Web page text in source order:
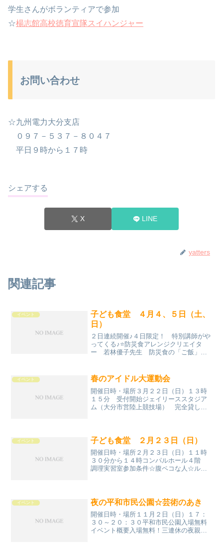
学生さんがボランティアで参加
☆楊志館高校徳育宣隊スイハンジャー
お問い合わせ
☆九州電力大分支店
０９７－５３７－８０４７
平日９時から１７時
シェアする
X LINE
yatters
関連記事
イベント
子ども食堂 ４月４、５日（土、
日）
２日連続開催♪４日限定！ 特別講師がや
ってくる♪⭐️防災食アレンジクリエイタ
ー 若林優子先生 防災食の「ご飯」と
（土、日） １１時３０分から１３時０
０分⭐️九州電力大...
イベント 春のアイドル大運動会
開催日時・場所３月２２日（日）１３時
１５分 受付開始ジェイリーススタジア
ム（大分市営陸上競技場） 完全貸し切
８年 大分県産アイドル☆...
イベント 子ども食堂 ２月２３日（日）
開催日時・場所２月２３日（日）１１時
３０分から１４時コンパルホール４階
調理実習室参加条件☆腹ペコな人☆ルー
り綿菓子※３０食まで※衛生...
イベント 夜の平和市民公園☆芸術のあき
開催日時・場所１１月２日（日）１７：
３０～２０：３０平和市民公園入場無料
イベント概要入場無料！三連休の夜親子